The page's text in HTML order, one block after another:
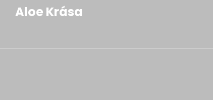
Aloe Krása